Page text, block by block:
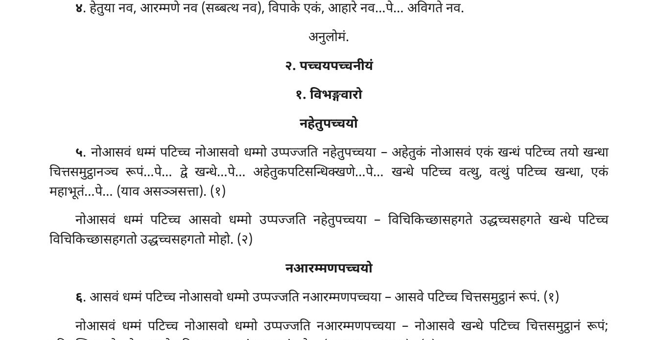
४. हेतुया नव, आरम्मणे नव (सब्बत्थ नव), विपाके एकं, आहारे नव…पे… अविगते नव.
अनुलोमं.
२. पच्चयपच्चनीयं
१. विभङ्गवारो
नहेतुपच्चयो
५. नोआसवं धम्मं पटिच्च नोआसवो धम्मो उप्पज्जति नहेतुपच्चया – अहेतुकं नोआसवं एकं खन्धं पटिच्च तयो खन्धा
चित्तसमुट्ठानञ्च रूपं…पे… द्वे खन्धे…पे… अहेतुकपटिसन्धिक्खणे…पे… खन्धे पटिच्च वत्थु, वत्थुं पटिच्च खन्धा, एकं
महाभूतं…पे… (याव असञ्ञसत्ता). (१)
नोआसवं धम्मं पटिच्च आसवो धम्मो उप्पज्जति नहेतुपच्चया – विचिकिच्छासहगते उद्धच्चसहगते खन्धे पटिच्च
विचिकिच्छासहगतो उद्धच्चसहगतो मोहो. (२)
नआरम्मणपच्चयो
६. आसवं धम्मं पटिच्च नोआसवो धम्मो उप्पज्जति नआरम्मणपच्चया – आसवे पटिच्च चित्तसमुट्ठानं रूपं. (१)
नोआसवं धम्मं पटिच्च नोआसवो धम्मो उप्पज्जति नआरम्मणपच्चया – नोआसवे खन्धे पटिच्च चित्तसमुट्ठानं रूपं;